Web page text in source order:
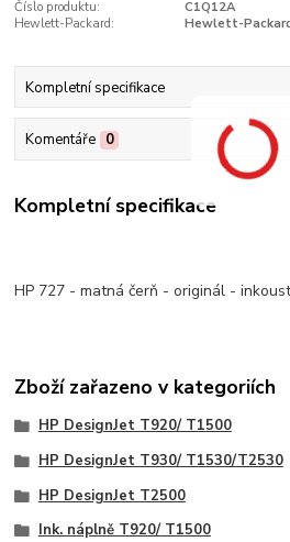
Číslo produktu:
C1Q12A
Hewlett-Packard:
Hewlett-
Kompletní specifikace
Komentáře 0
Kompletní specifikace
HP 727 - matná čerň - originál -
Zboží zařazeno v kategoriích
HP DesignJet T920/ T1500
HP DesignJet T930/ T1530/T2530
HP DesignJet T2500
Ink. náplně T920/ T1500